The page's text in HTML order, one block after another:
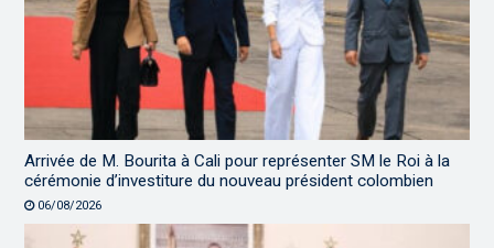
Arrivée de M. Bourita à Cali pour représenter SM le Roi à la
cérémonie d’investiture du nouveau président colombien
06/08/2026